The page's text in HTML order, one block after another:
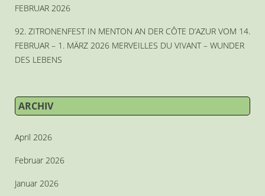
FEBRUAR 2026
92. ZITRONENFEST IN MENTON AN DER CÔTE D’AZUR VOM 14.
FEBRUAR – 1. MÄRZ 2026 MERVEILLES DU VIVANT – WUNDER
DES LEBENS
ARCHIV
April 2026
Februar 2026
Januar 2026